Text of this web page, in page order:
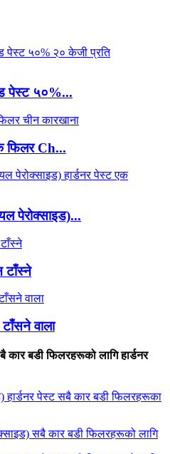
पेस्ट ५०%...
फिलर Ch...
पेरोक्साइड)...
टाँस्ने
वाला
कार बडी फिलरहरूको लागि हार्डनर